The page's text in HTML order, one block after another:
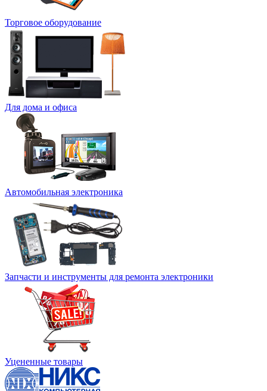
Торговое оборудование
Для дома и офиса
Автомобильная электроника
Запчасти и инструменты для ремонта электроники
Уцененные товары